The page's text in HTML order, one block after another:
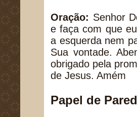
Oração: Senhor
e faça com que
a esquerda nem
Sua vontade.
obrigado pela
de Jesus. Amém
Papel de